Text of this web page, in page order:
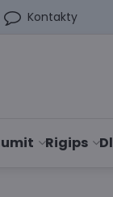
Kontakty
Rigips